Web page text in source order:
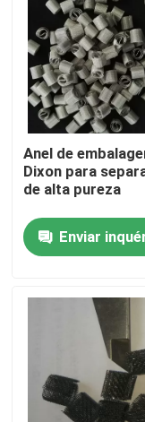
Vídeos
Sobre nós
Visita à fábrica
Controle de
Contacte-nos
Solicite um
Sítio Molecular
Zeolita de
Anel de
Dixon para
de alta pureza
Enviar